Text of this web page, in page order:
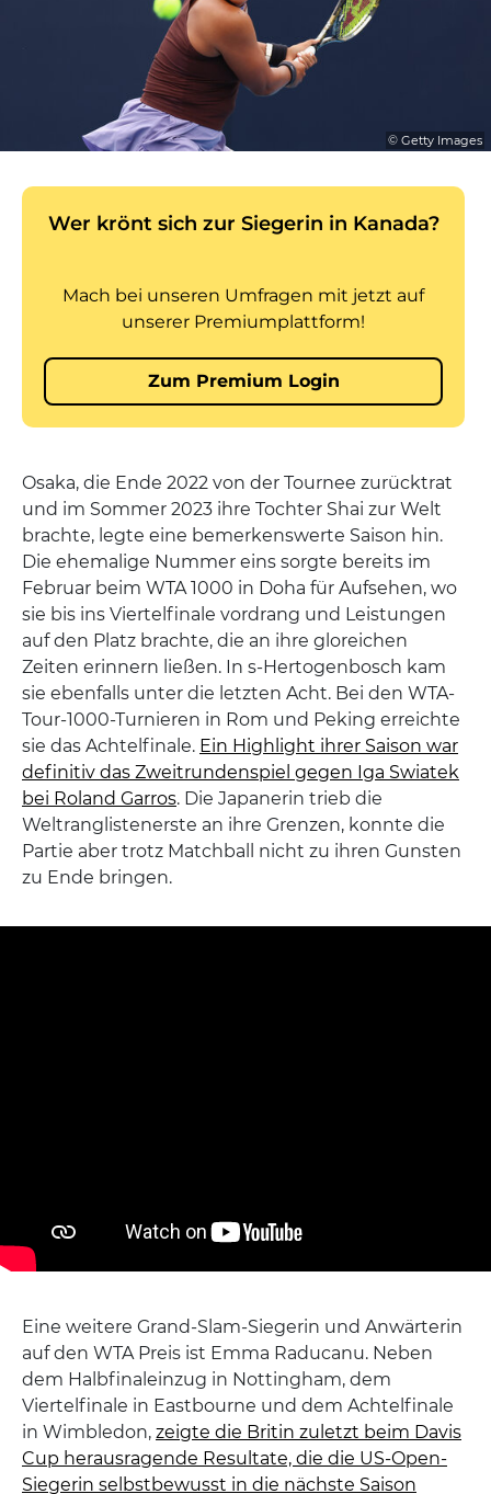
© Getty Images
Osaka, die Ende 2022 von der Tournee zurücktrat
und im Sommer 2023 ihre Tochter Shai zur Welt
brachte, legte eine bemerkenswerte Saison hin.
Die ehemalige Nummer eins sorgte bereits im
Februar beim WTA 1000 in Doha für Aufsehen, wo
sie bis ins Viertelfinale vordrang und Leistungen
auf den Platz brachte, die an ihre gloreichen
Zeiten erinnern ließen. In s-Hertogenbosch kam
sie ebenfalls unter die letzten Acht. Bei den WTA-
Tour-1000-Turnieren in Rom und Peking erreichte
sie das Achtelfinale. Ein Highlight ihrer Saison war
definitiv das Zweitrundenspiel gegen Iga Swiatek
bei Roland Garros. Die Japanerin trieb die
Weltranglistenerste an ihre Grenzen, konnte die
Partie aber trotz Matchball nicht zu ihren Gunsten
zu Ende bringen.
Eine weitere Grand-Slam-Siegerin und Anwärterin
auf den WTA Preis ist Emma Raducanu. Neben
dem Halbfinaleinzug in Nottingham, dem
Viertelfinale in Eastbourne und dem Achtelfinale
in Wimbledon, zeigte die Britin zuletzt beim Davis
Cup herausragende Resultate, die die US-Open-
Siegerin selbstbewusst in die nächste Saison